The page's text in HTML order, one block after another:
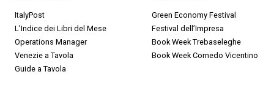
ItalyPost
L’Indice dei Libri del Mese
Operations Manager
Venezie a Tavola
Guide a Tavola
Green Economy Festival
Festival dell’Impresa
Book Week Trebaseleghe
Book Week Cornedo Vicentino